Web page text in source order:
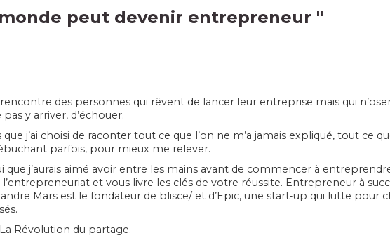
peut devenir entrepreneur "
des personnes qui rêvent de lancer leur entreprise mais qui
y arriver, d’échouer.
que j’ai choisi de raconter tout ce que l’on ne m’a jamais expliqué, tout ce
parfois, pour mieux me relever.
que j’aurais aimé avoir entre les mains avant de commencer à
l’entrepreneuriat et vous livre les clés de votre réussite. Entrepreneur à
Mars est le fondateur de blisce/ et d’Epic, une start-up qui lutte pour
Révolution du partage.